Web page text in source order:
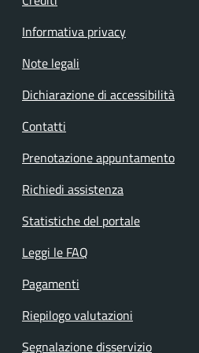
Informativa privacy
Note legali
Dichiarazione di accessibilità
Contatti
Prenotazione appuntamento
Richiedi assistenza
Statistiche del portale
Leggi le FAQ
Pagamenti
Riepilogo valutazioni
Segnalazione disservizio